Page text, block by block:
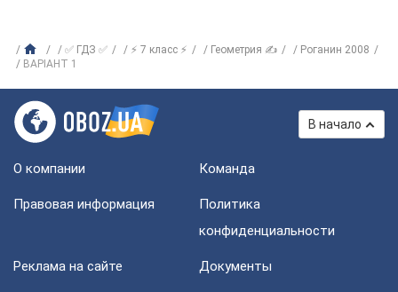
✅ ГДЗ ✅ ⚡ 7 класс ⚡ Геометрия ✍
Роганин 2008
ВАРІАНТ 1
В начало
О компании Команда
Правовая информация
Политика
конфиденциальности
Реклама на сайте Документы